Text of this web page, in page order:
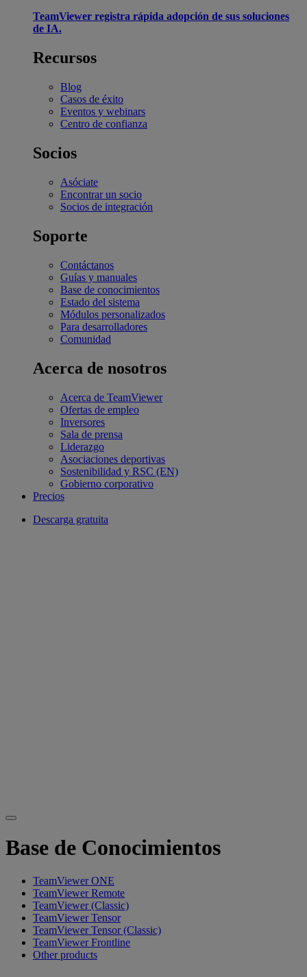
TeamViewer registra rápida adopción de sus soluciones
de IA.
Recursos
Blog
Casos de éxito
Eventos y webinars
Centro de confianza
Socios
Asóciate
Encontrar un socio
Socios de integración
Soporte
Contáctanos
Guías y manuales
Base de conocimientos
Estado del sistema
Módulos personalizados
Para desarrolladores
Comunidad
Acerca de nosotros
Acerca de TeamViewer
Ofertas de empleo
Inversores
Sala de prensa
Liderazgo
Asociaciones deportivas
Sostenibilidad y RSC (EN)
Gobierno corporativo
Precios
Descarga gratuita
Base de Conocimientos
TeamViewer ONE
TeamViewer Remote
TeamViewer (Classic)
TeamViewer Tensor
TeamViewer Tensor (Classic)
TeamViewer Frontline
Other products